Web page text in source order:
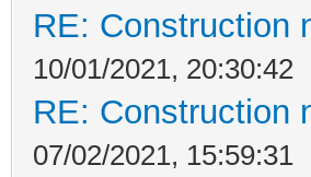
RE: Construction
10/01/2021, 20:30:42
RE: Construction
07/02/2021, 15:59:31